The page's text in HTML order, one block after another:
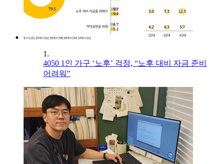
1.
4050 1인 가구 ‘노후’ 걱정, “노후 대비 자금 준비
어려워”